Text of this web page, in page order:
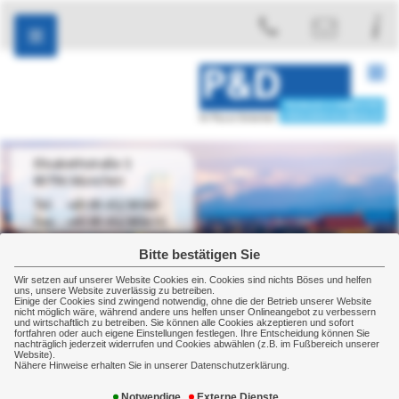
Bitte bestätigen Sie
Wir setzen auf unserer Website Cookies ein. Cookies sind nichts Böses und helfen
uns, unsere Website zuverlässig zu betreiben.
Einige der Cookies sind zwingend notwendig, ohne die der Betrieb unserer Website
nicht möglich wäre, während andere uns helfen unser Onlineangebot zu verbessern
und wirtschaftlich zu betreiben. Sie können alle Cookies akzeptieren und sofort
fortfahren oder auch eigene Einstellungen festlegen. Ihre Entscheidung können Sie
nachträglich jederzeit widerrufen und Cookies abwählen (z.B. im Fußbereich unserer
Website).
Nähere Hinweise erhalten Sie in unserer Datenschutzerklärung.
Elisabethstraße 3
80796 München
+49 89 45238560
+49 89 452385610
Über uns Unsere Aufgabe
Partnerschaft